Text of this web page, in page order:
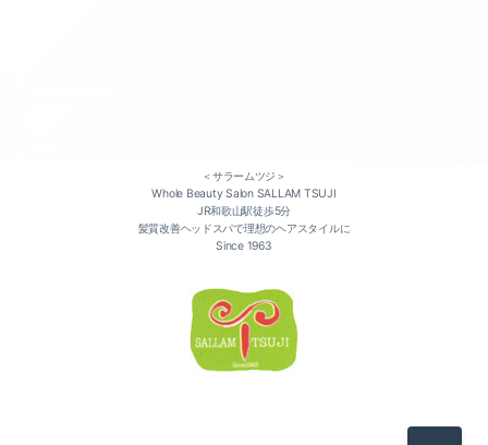
アップスタイル（5）
カラリング（4）
大人スタイル（2）
キッズ（2）
＜サラームツジ＞
Whole Beauty Salon SALLAM TSUJI
JR和歌山駅徒歩5分
髪質改善ヘッドスパで理想のヘアスタイルに
Since 1963